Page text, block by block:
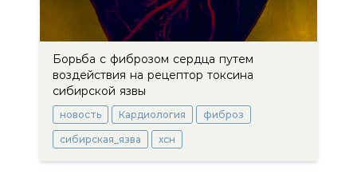
Борьба с фиброзом сердца путем
воздействия на рецептор токсина
сибирской язвы
новость Кардиология фиброз
сибирская_язва хсн